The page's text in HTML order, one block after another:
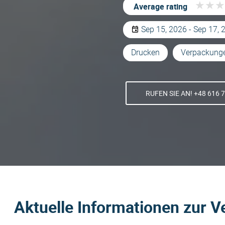
Average rating ★ ★ ★
★ ★ ★
Sep 15, 2026 - Sep 17,
Drucken
RUFEN SIE AN! +48 616
Aktuelle Informationen zur